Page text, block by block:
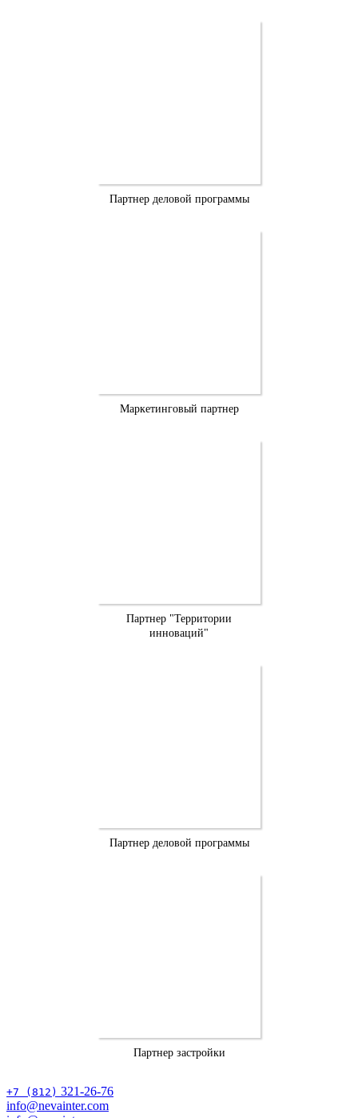
Партнер деловой программы
Маркетинговый партнер
Партнер "Территории
инноваций"
Партнер деловой программы
Партнер застройки
+7 (812) 321-26-76
info@nevainter.com